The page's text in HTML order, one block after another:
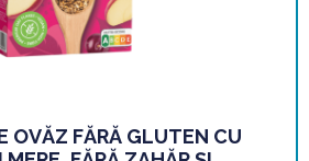
OVĂZ FĂRĂ GLUTEN CU